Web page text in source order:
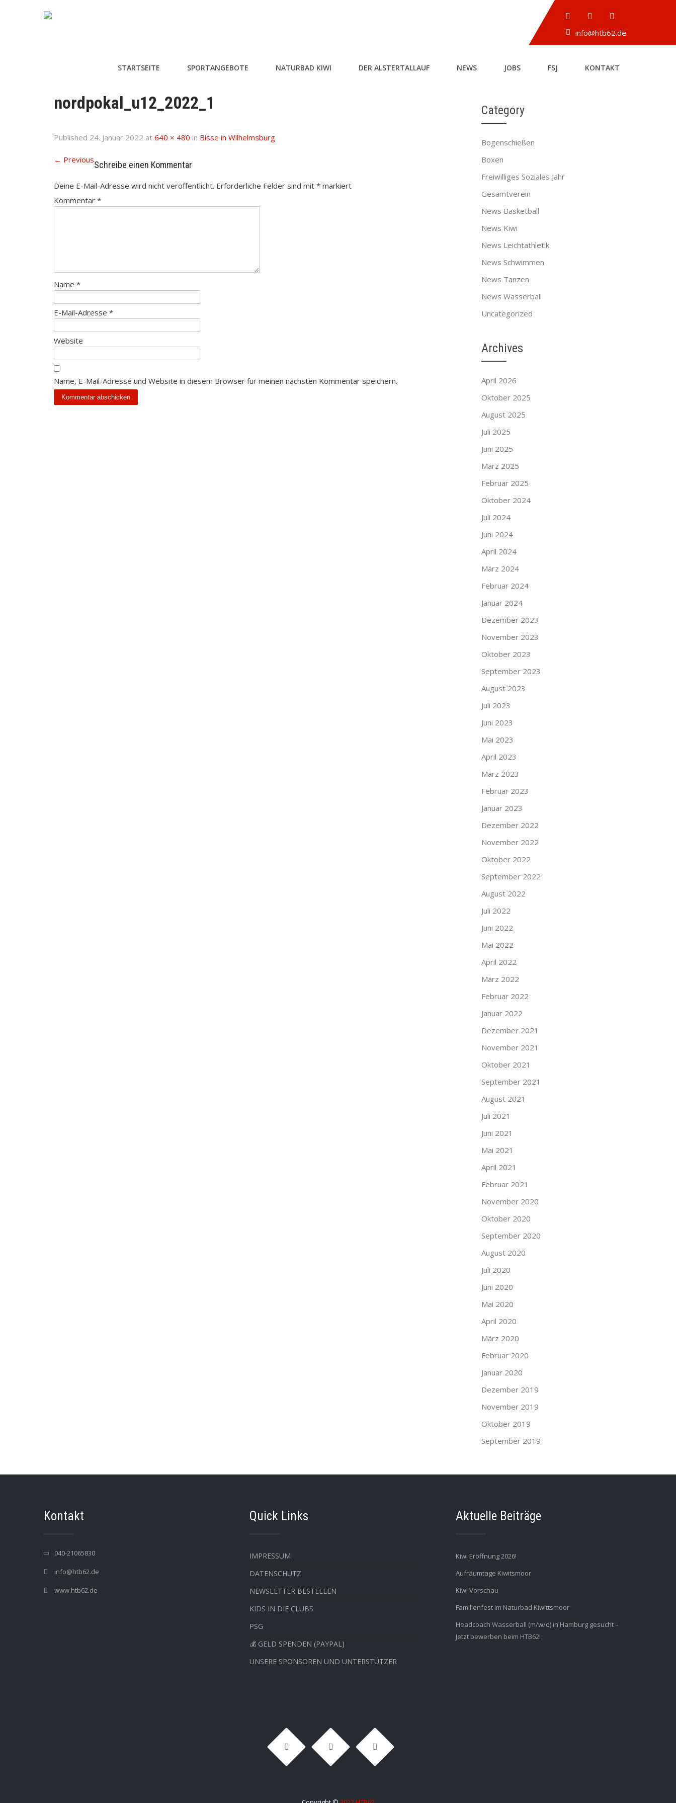
info@htb62.de
STARTSEITE SPORTANGEBOTE NATURBAD KIWI DER ALSTERTALLAUF NEWS JOBS FSJ KONTAKT
nordpokal_u12_2022_1
Published 24. Januar 2022 at 640 × 480 in Bisse in Wilhelmsburg
← PreviousSchreibe einen Kommentar
Deine E-Mail-Adresse wird nicht veröffentlicht. Erforderliche Felder sind mit * markiert
Kommentar *
Name *
E-Mail-Adresse *
Website
Name, E-Mail-Adresse und Website in diesem Browser für meinen nächsten Kommentar speichern.
Category
Bogenschießen
Boxen
Freiwilliges Soziales Jahr
Gesamtverein
News Basketball
News Kiwi
News Leichtathletik
News Schwimmen
News Tanzen
News Wasserball
Uncategorized
Archives
April 2026
Oktober 2025
August 2025
Juli 2025
Juni 2025
März 2025
Februar 2025
Oktober 2024
Juli 2024
Juni 2024
April 2024
März 2024
Februar 2024
Januar 2024
Dezember 2023
November 2023
Oktober 2023
September 2023
August 2023
Juli 2023
Juni 2023
Mai 2023
April 2023
März 2023
Februar 2023
Januar 2023
Dezember 2022
November 2022
Oktober 2022
September 2022
August 2022
Juli 2022
Juni 2022
Mai 2022
April 2022
März 2022
Februar 2022
Januar 2022
Dezember 2021
November 2021
Oktober 2021
September 2021
August 2021
Juli 2021
Juni 2021
Mai 2021
April 2021
Februar 2021
November 2020
Oktober 2020
September 2020
August 2020
Juli 2020
Juni 2020
Mai 2020
April 2020
März 2020
Februar 2020
Januar 2020
Dezember 2019
November 2019
Oktober 2019
September 2019
Kontakt
040-21065830
info@htb62.de
www.htb62.de
Quick Links
IMPRESSUM
DATENSCHUTZ
NEWSLETTER BESTELLEN
KIDS IN DIE CLUBS
PSG
💰 GELD SPENDEN (PAYPAL)
UNSERE SPONSOREN UND UNTERSTÜTZER
Aktuelle Beiträge
Kiwi Eröffnung 2026!
Aufräumtage Kiwitsmoor
Kiwi Vorschau
Familienfest im Naturbad Kiwittsmoor
Headcoach Wasserball (m/w/d) in Hamburg gesucht –
Jetzt bewerben beim HTB62!